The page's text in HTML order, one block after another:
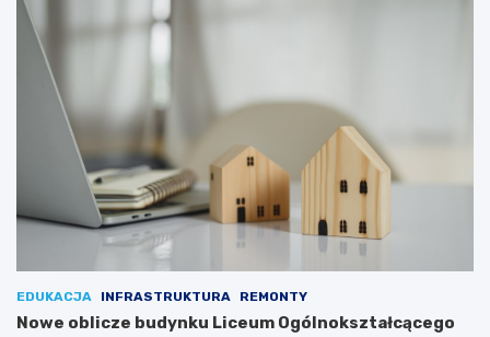
EDUKACJA INFRASTRUKTURA REMONTY
Nowe oblicze budynku Liceum Ogólnokształcącego